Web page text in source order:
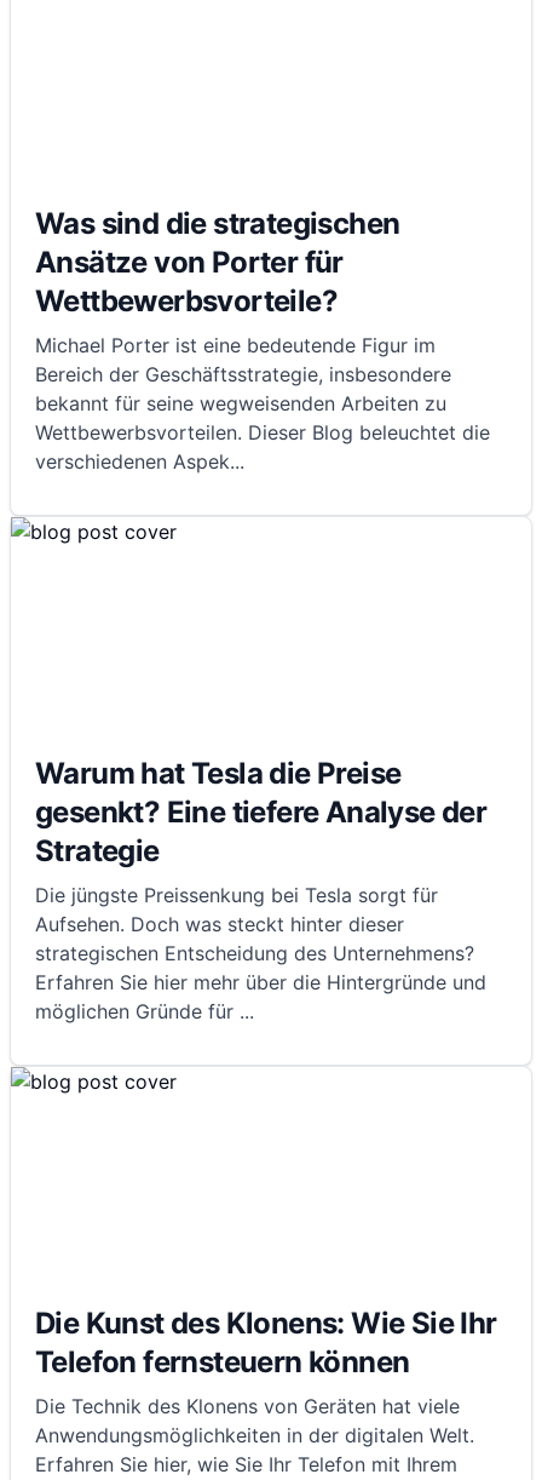
Was sind die strategischen
Ansätze von Porter für
Wettbewerbsvorteile?
Michael Porter ist eine bedeutende Figur im
Bereich der Geschäftsstrategie, insbesondere
bekannt für seine wegweisenden Arbeiten zu
Wettbewerbsvorteilen. Dieser Blog beleuchtet die
verschiedenen Aspek...
Warum hat Tesla die Preise
gesenkt? Eine tiefere Analyse der
Strategie
Die jüngste Preissenkung bei Tesla sorgt für
Aufsehen. Doch was steckt hinter dieser
strategischen Entscheidung des Unternehmens?
Erfahren Sie hier mehr über die Hintergründe und
möglichen Gründe für ...
Die Kunst des Klonens: Wie Sie Ihr
Telefon fernsteuern können
Die Technik des Klonens von Geräten hat viele
Anwendungsmöglichkeiten in der digitalen Welt.
Erfahren Sie hier, wie Sie Ihr Telefon mit Ihrem